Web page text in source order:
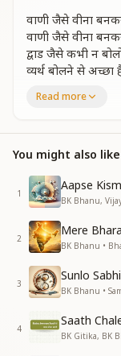
वाणी जैसे वीना
वाणी जैसे वीना
द्वाड जैसे कभी न
व्यर्थ बोलने से
सत्य पथ के हम है
मंजिल अपनी कदम
मंजिल अपनी कदम
हम सब के सब अपने
मधुर वाणी बोल री
सदाचार के बनो
सदाचार के बनो
मधुर वाणी बोल री
मधुर वाणी बोल री
Read more
You might also like
1
Aapse
BK Bhanu,
2
Mere
BK Bhanu •
3
Sunlo
BK Bhanu •
4
Saath
BK Gitika, BK